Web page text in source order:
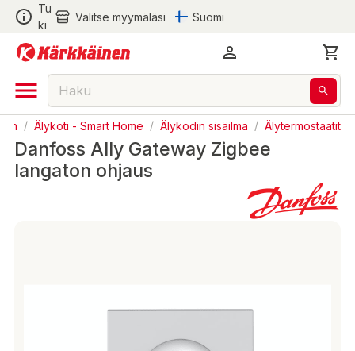
Tu
ki
Valitse myymäläsi Suomi
/ Älykoti - Smart Home / Älykodin sisäilma / Älytermostaatit
Danfoss Ally Gateway Zigbee
langaton ohjaus